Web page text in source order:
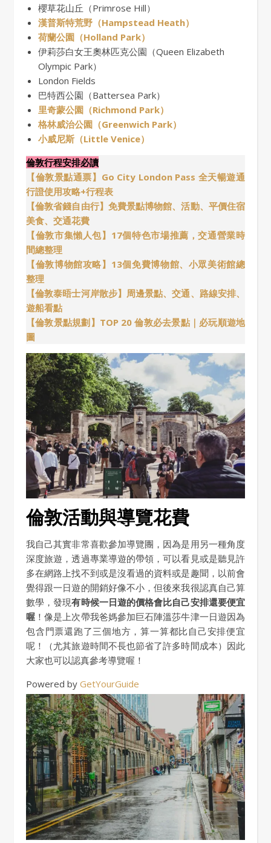
櫻草花山丘（Primrose Hill）
漢普斯特荒野（Hampstead Heath）
荷蘭公園（Holland Park）
伊莉莎白女王奧林匹克公園（Queen Elizabeth
Olympic Park）
London Fields
巴特西公園（Battersea Park）
里奇蒙公園（Richmond Park）
格林威治公園（Greenwich Park）
小威尼斯（Little Venice）
倫敦行程安排必讀
【倫敦景點通票】Go City London Pass 全天暢遊通
行證使用攻略+行程表
【倫敦省錢自由行】免費景點博物館、活動、平價住宿
美食、交通花費
【倫敦市集懶人包】17個特色市場推薦，交通營業時
間總整理
【倫敦博物館攻略】13個免費博物館、小眾美術館總
整理
【倫敦泰晤士河岸散步】周邊景點、交通、路線安排、
遊船看點
【倫敦景點規劃】TOP 20 倫敦必去景點｜必玩順遊地
圖
倫敦活動與導覽花費
我自己其實非常喜歡參加導覽團，因為是用另一種角度
深度旅遊，透過專業導遊的帶領，可以看見或是聽見許
多在網路上找不到或是沒看過的資料或是趣聞，以前會
覺得跟一日遊的開銷好像不小，但後來我很認真自己算
數學，發現有時候一日遊的價格會比自己安排還要便宜
喔 ！像是上次帶我爸媽參加巨石陣溫莎牛津一日遊因為
包含門票還跑了三個地方，算一算都比自己安排便宜
呢！（尤其旅遊時間不長也節省了許多時間成本）因此
大家也可以認真參考導覽喔！
Powered by GetYourGuide